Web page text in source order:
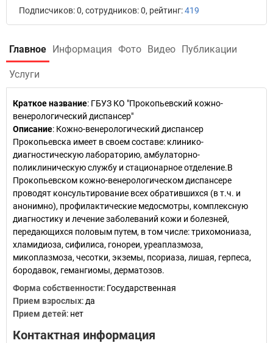
Подписчиков: 0, сотрудников: 0, рейтинг:419
Главное Информация Фото Видео Публикации
Услуги
Краткое название: ГБУЗ КО "Прокопьевский кожно-
венерологический диспансер"
Описание: Кожно-венерологический диспансер
Прокопьевска имеет в своем составе: клинико-
диагностическую лабораторию, амбулаторно-
поликлиническую службу и стационарное отделение.В
Прокопьевском кожно-венерологическом диспансере
проводят консультирование всех обратившихся (в т.ч. и
анонимно), профилактические медосмотры, комплексную
диагностику и лечение заболеваний кожи и болезней,
передающихся половым путем, в том числе: трихомониаза,
хламидиоза, сифилиса, гонореи, уреаплазмоза,
микоплазмоза, чесотки, экземы, псориаза, лишая, герпеса,
бородавок, гемангиомы, дерматозов.
Форма собственности: Государственная
Прием взрослых: да
Прием детей: нет
Контактная информация